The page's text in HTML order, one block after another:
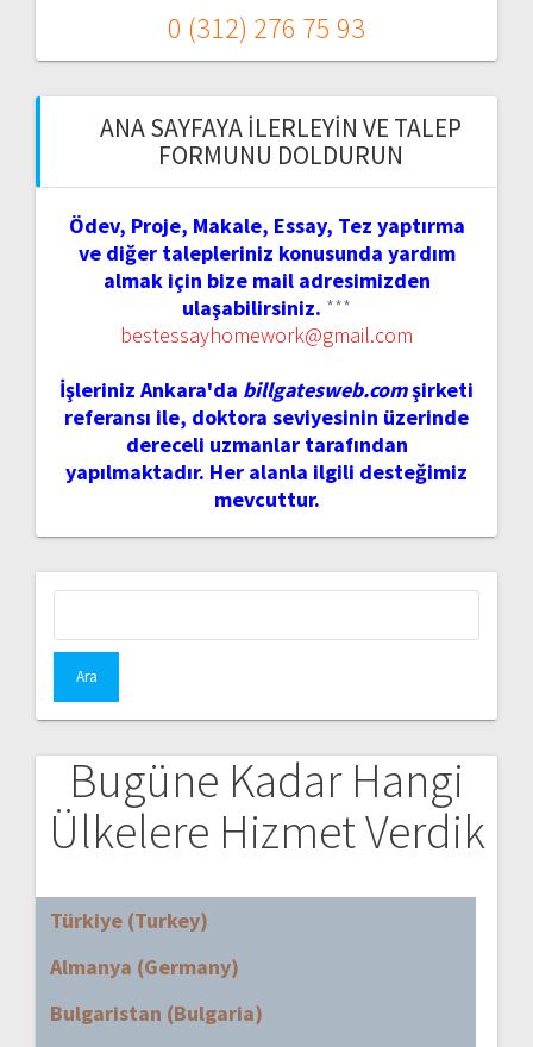
0 (312) 276 75 93
ANA SAYFAYA İLERLEYIN VE TALEP
FORMUNU DOLDURUN
Ödev, Proje, Makale, Essay, Tez yaptırma
ve diğer talepleriniz konusunda yardım
almak için bize mail adresimizden
ulaşabilirsiniz. ***
bestessayhomework@gmail.com
İşleriniz Ankara'da billgatesweb.comşirketi
referansı ile, doktora seviyesinin üzerinde
dereceli uzmanlar tarafından
yapılmaktadır. Her alanla ilgili desteğimiz
mevcuttur.
Bugüne Kadar Hangi
Ülkelere Hizmet Verdik
Türkiye (Turkey)
Almanya (Germany)
Bulgaristan (Bulgaria)